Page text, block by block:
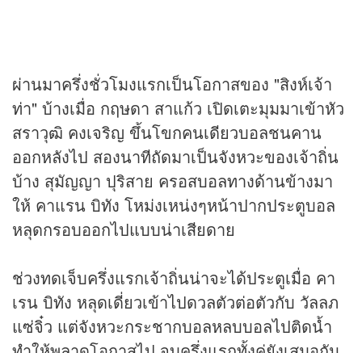
ผ่านมาครึ่งชั่วโมงแรกเป็นโอกาสของ "สิงห์เจ้า
ท่า" บ้างเมื่อ กฤษดา สาแก้ว เปิดเตะมุมมาเข้าหัว
สราวุฒิ คงเจริญ ขึ้นโขกคนเดียวบอลชนคาน
ออกหลังไป สองนาทีถัดมาเป็นจังหวะของเจ้าถิ่น
บ้าง สุมัญญา ปุริสาย ครอสบอลทางด้านข้างมา
ให้ คาแรน บิทัง โหม่งเหน่งๆหน้าปากประตูบอล
หลุดกรอบออกไปแบบน่าเสียดาย
ช่วงทดเจ็บครึ่งแรกเจ้าถิ่นน่าจะได้ประตูเมื่อ คา
เรน บิทัง หลุดเดี่ยวเข้าไปดวลตัวต่อตัวกับ วัลลภ
แซ่จิ๋ว แต่จังหวะกระชากบอลหลบบอลไปติดน้ำ